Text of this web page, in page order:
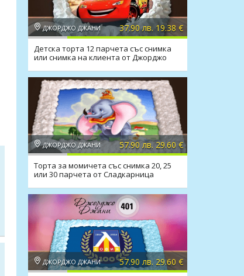
ДЖОРДЖО ДЖАНИ 37.90 лв. 19.38 €
Детска торта 12 парчета със снимка
или снимка на клиента от Джорджо
ДЖОРДЖО ДЖАНИ 57.90 лв. 29.60 €
Торта за момичета със снимка 20, 25
или 30 парчета от Сладкарница
ДЖОРДЖО ДЖАНИ 57.90 лв. 29.60 €